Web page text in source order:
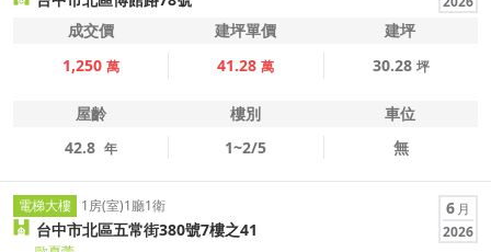
成交價 建坪單價
建坪
1,250 萬 41.28 萬 30.28 坪
屋齡 樓別
車位
42.8 年 1~2/5 無
電梯大樓 1房(室)1廳1衛
台中市北區五常街380號7樓之41
6 月
2026